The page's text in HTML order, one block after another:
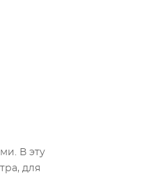
В эту
для